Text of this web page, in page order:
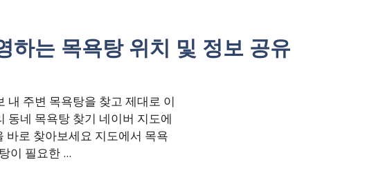
하는 목욕탕 위치 및 정보 공유
내 주변 목욕탕을 찾고 제대로 이
동네 목욕탕 찾기 네이버 지도에
바로 찾아보세요 지도에서 목욕
이 필요한 ...